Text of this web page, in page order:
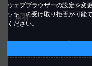
角材
ウェブブラウザーの設定を変
ッキーの受け取り拒否が可能
ください。